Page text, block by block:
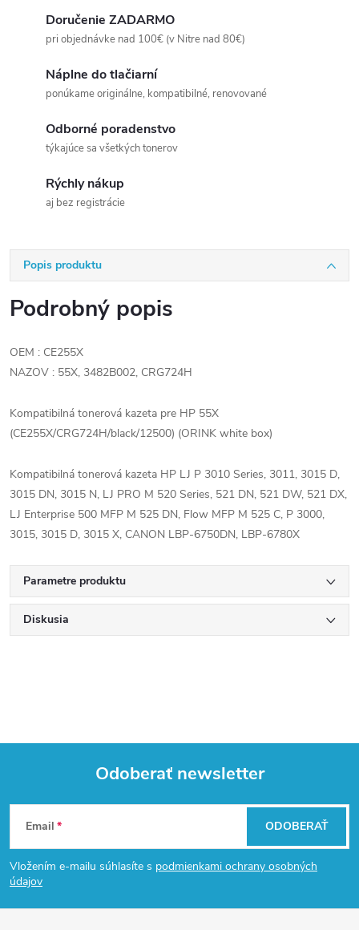
Doručenie ZADARMO
pri objednávke nad 100€ (v Nitre nad 80€)
Náplne do tlačiarní
ponúkame originálne, kompatibilné, renovované
Odborné poradenstvo
týkajúce sa všetkých tonerov
Rýchly nákup
aj bez registrácie
Popis produktu
Podrobný popis
OEM : CE255X
NAZOV : 55X, 3482B002, CRG724H
Kompatibilná tonerová kazeta pre HP 55X
(CE255X/CRG724H/black/12500) (ORINK white box)
Kompatibilná tonerová kazeta HP LJ P 3010 Series, 3011, 3015 D,
3015 DN, 3015 N, LJ PRO M 520 Series, 521 DN, 521 DW, 521 DX,
LJ Enterprise 500 MFP M 525 DN, Flow MFP M 525 C, P 3000,
3015, 3015 D, 3015 X, CANON LBP-6750DN, LBP-6780X
Parametre produktu
Diskusia
Z
á
p
Odoberať newsletter
Email
Vložením e-mailu súhlasíte s podmienkami ochrany osobných
údajov
ODOBERAŤ